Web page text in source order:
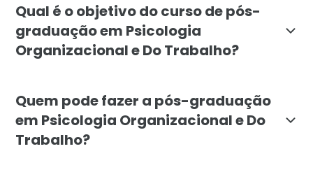
Qual é o objetivo do curso de pós-
graduação em Psicologia
Organizacional e Do Trabalho?
Quem pode fazer a pós-graduação
em Psicologia Organizacional e Do
Trabalho?